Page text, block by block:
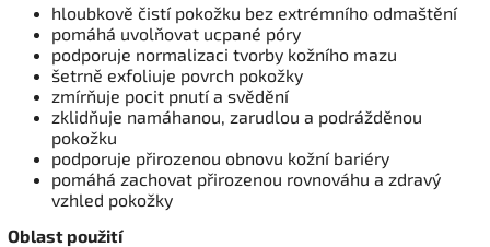
hloubkově čistí pokožku bez extrémního odmaštění
pomáhá uvolňovat ucpané póry
podporuje normalizaci tvorby kožního mazu
šetrně exfoliuje povrch pokožky
zmírňuje pocit pnutí a svědění
zklidňuje namáhanou, zarudlou a podrážděnou
pokožku
podporuje přirozenou obnovu kožní bariéry
pomáhá zachovat přirozenou rovnováhu a zdravý
vzhled pokožky
Oblast použití